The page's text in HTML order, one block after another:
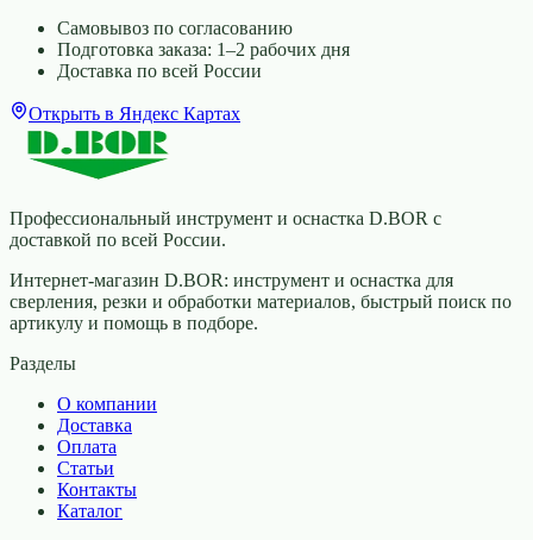
Самовывоз по согласованию
Подготовка заказа: 1–2 рабочих дня
Доставка по всей России
Открыть в Яндекс Картах
Профессиональный инструмент и оснастка D.BOR с
доставкой по всей России.
Интернет-магазин D.BOR: инструмент и оснастка для
сверления, резки и обработки материалов, быстрый поиск по
артикулу и помощь в подборе.
Разделы
О компании
Доставка
Оплата
Статьи
Контакты
Каталог